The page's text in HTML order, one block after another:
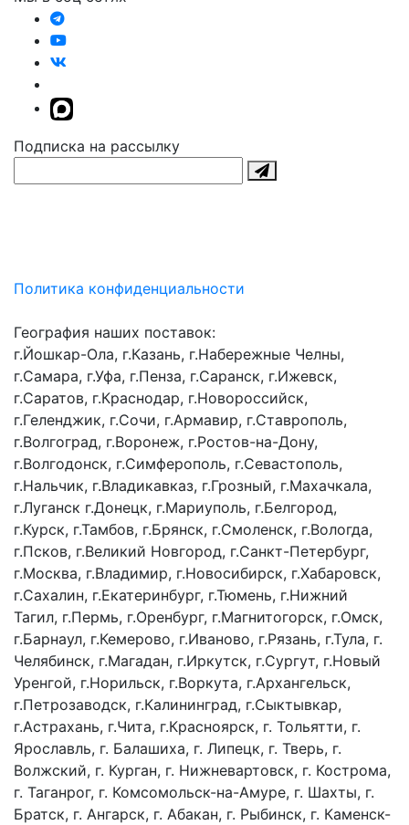
Подписка на рассылку
Политика конфиденциальности
География наших поставок:
г.Йошкар-Ола, г.Казань, г.Набережные Челны,
г.Самара, г.Уфа, г.Пенза, г.Саранск, г.Ижевск,
г.Саратов, г.Краснодар, г.Новороссийск,
г.Геленджик, г.Сочи, г.Армавир, г.Ставрополь,
г.Волгоград, г.Воронеж, г.Ростов-на-Дону,
г.Волгодонск, г.Симферополь, г.Севастополь,
г.Нальчик, г.Владикавказ, г.Грозный, г.Махачкала,
г.Луганск г.Донецк, г.Мариуполь, г.Белгород,
г.Курск, г.Тамбов, г.Брянск, г.Смоленск, г.Вологда,
г.Псков, г.Великий Новгород, г.Санкт-Петербург,
г.Москва, г.Владимир, г.Новосибирск, г.Хабаровск,
г.Сахалин, г.Екатеринбург, г.Тюмень, г.Нижний
Тагил, г.Пермь, г.Оренбург, г.Магнитогорск, г.Омск,
г.Барнаул, г.Кемерово, г.Иваново, г.Рязань, г.Тула, г.
Челябинск, г.Магадан, г.Иркутск, г.Сургут, г.Новый
Уренгой, г.Норильск, г.Воркута, г.Архангельск,
г.Петрозаводск, г.Калининград, г.Сыктывкар,
г.Астрахань, г.Чита, г.Красноярск, г. Тольятти, г.
Ярославль, г. Балашиха, г. Липецк, г. Тверь, г.
Волжский, г. Курган, г. Нижневартовск, г. Кострома,
г. Таганрог, г. Комсомольск-на-Амуре, г. Шахты, г.
Братск, г. Ангарск, г. Абакан, г. Рыбинск, г. Каменск-